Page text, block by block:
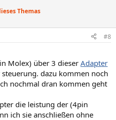
Themas
#8
Molex) über 3 dieser Adapter
dazu kommen noch
nochmal dran kommen geht
die leistung der (4pin
ich sie anschließen ohne